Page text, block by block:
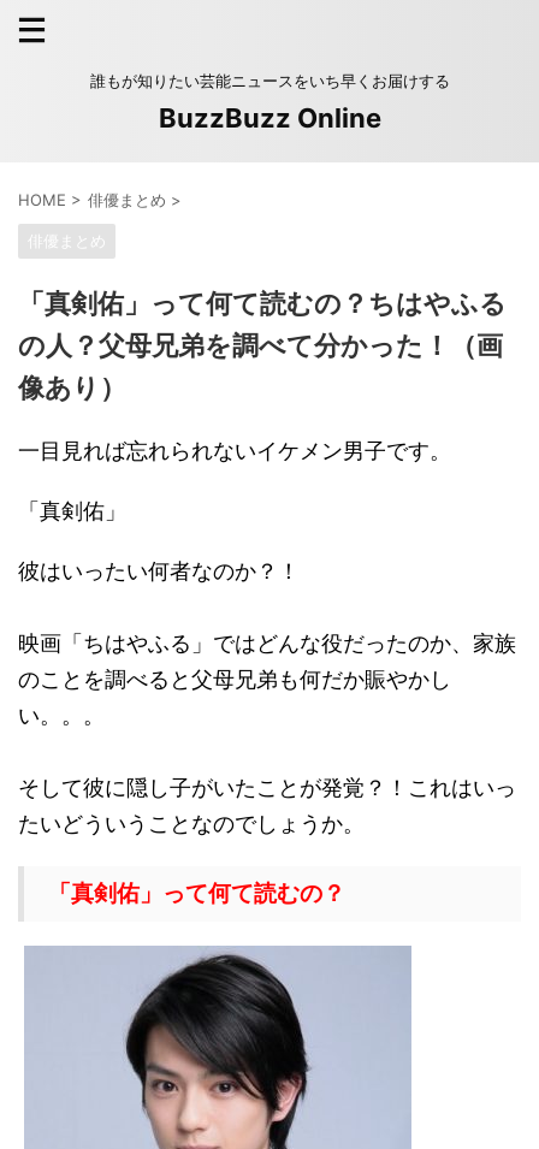
誰もが知りたい芸能ニュースをいち早くお届けする
BuzzBuzz Online
HOME > 俳優まとめ >
俳優まとめ
「真剣佑」って何て読むの？ちはやふる
の人？父母兄弟を調べて分かった！（画
像あり）
一目見れば忘れられないイケメン男子です。
「真剣佑」
彼はいったい何者なのか？！
映画「ちはやふる」ではどんな役だったのか、家族
のことを調べると父母兄弟も何だか賑やかし
い。。。
そして彼に隠し子がいたことが発覚？！これはいっ
たいどういうことなのでしょうか。
「真剣佑」って何て読むの？